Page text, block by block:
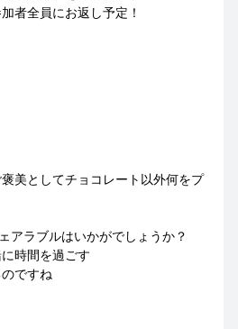
者全員にお返し予定！
美としてチョコレート以外何をプ
アラブルはいかがでしょうか？
時間を過ごす
ですね